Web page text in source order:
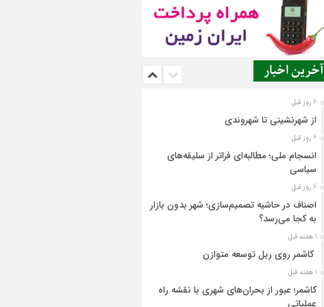
آخرین اخبار
6 روز قبل
از شهرنشینی تا شهروندی
6 روز قبل
انسجام ملی؛ مطالبه‌ای فراتر از سلیقه‌های
سیاسی
6 روز قبل
اصناف در حاشیه تصمیم‌سازی؛ شهر بدون بازار
به کجا می‌رسد؟
1 هفته قبل
کاشمر روی ریل توسعه متوازن
1 هفته قبل
کاشمر؛ عبور از بحران‌های شهری با نقشه راه
عملیاتی